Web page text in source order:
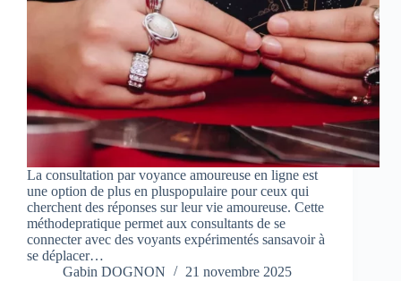
La consultation par voyance amoureuse en ligne est
une option de plus en pluspopulaire pour ceux qui
cherchent des réponses sur leur vie amoureuse. Cette
méthodepratique permet aux consultants de se
connecter avec des voyants expérimentés sansavoir à
se déplacer…
Gabin DOGNON
21 novembre 2025